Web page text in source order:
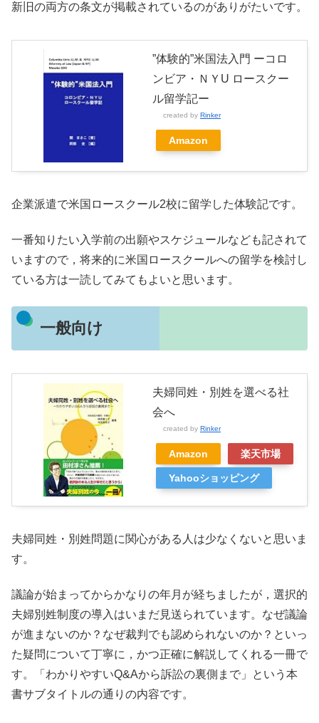
新旧の両方の条文が掲載されているのがありがたいです。
”体験的”米国法入門 ーコロ
ンビア・ＮＹU ロースクー
ル留学記ー
created by Rinker
Amazon
企業派遣で米国ロースクール2校に留学した体験記です。
一番知りたい入学前の出願やスケジュールなども記されて
いますので，将来的に米国ロースクールへの留学を検討し
ている方は一読してみてもよいと思います。
一般向け
夫婦同姓・別姓を選べる社
会へ
created by Rinker
Amazon 楽天市場
Yahooショッピング
夫婦同姓・別姓問題に関心がある人は少なくないと思いま
す。
議論が始まってからかなりの年月が経ちましたが，選択的
夫婦別姓制度の導入はいまだ見送られています。なぜ議論
が進まないのか？なぜ裁判でも認められないのか？といっ
た疑問について丁寧に，かつ正確に解説してくれる一冊で
す。「わかりやすいQ&Aから訴訟の裏側まで」という本
書サブタイトルの通りの内容です。